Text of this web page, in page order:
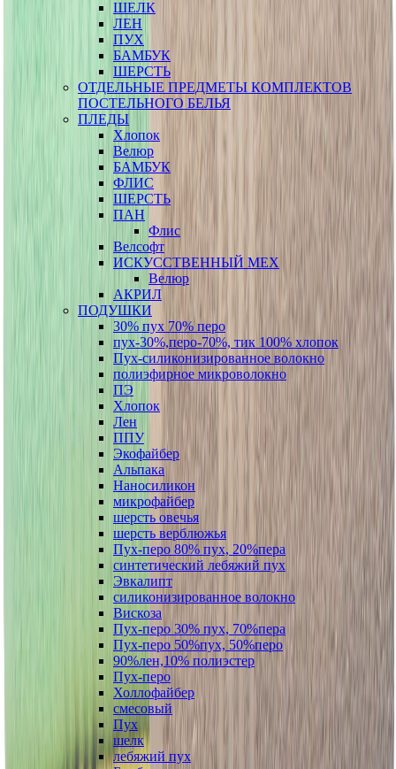
ШЕЛК
ЛЕН
ПУХ
БАМБУК
ШЕРСТЬ
ОТДЕЛЬНЫЕ ПРЕДМЕТЫ КОМПЛЕКТОВ
ПОСТЕЛЬНОГО БЕЛЬЯ
ПЛЕДЫ
Хлопок
Велюр
БАМБУК
ФЛИС
ШЕРСТЬ
ПАН
Флис
Велсофт
ИСКУССТВЕННЫЙ МЕХ
Велюр
АКРИЛ
ПОДУШКИ
30% пух 70% перо
пух-30%,перо-70%, тик 100% хлопок
Пух-силиконизированное волокно
полиэфирное микроволокно
ПЭ
Хлопок
Лен
ППУ
Экофайбер
Альпака
Наносиликон
микрофайбер
шерсть овечья
шерсть верблюжья
Пух-перо 80% пух, 20%пера
синтетический лебяжий пух
Эвкалипт
силиконизированное волокно
Вискоза
Пух-перо 30% пух, 70%пера
Пух-перо 50%пух, 50%перо
90%лен,10% полиэстер
Пух-перо
Холлофайбер
смесовый
Пух
шелк
лебяжий пух